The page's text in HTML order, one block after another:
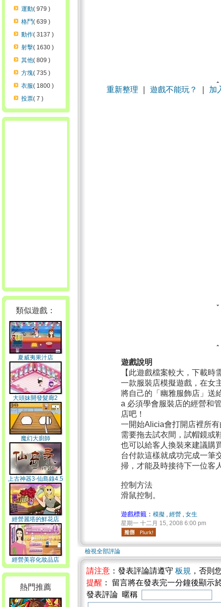
運動( 979 )
格鬥( 639 )
動作( 3137 )
射擊( 1630 )
其他( 809 )
方塊( 735 )
衣服( 1800 )
投票( 7 )
類似遊戲：
夏威夷果汁店
大頭妹開發髮廊2
魔幻大廚師
上古神器3-仙島錄4.5
經營麗塔的鮮花店
經營美容化妝品店
熱門推薦
重新整理 遊戲不能玩？ 加
遊戲說明
【此遊戲檔案較大，下載
一款服裝店模擬遊戲，在女
將自己的「幽雅服飾店」送
a 必須學會服裝店的經營和
店吧！
一開始Alicia會打開店裡所
需要拖去試衣間，試帽鏡或
也可以給客人換裝來建議購
台付款這樣就成功完成一筆
掃，才能及時接待下一位客
控制方法
滑鼠控制。
遊戲標籤：模擬 ,經營 ,女生
星期一 十二月 15, 2008 6:00 pm
檢視全部評論
請注意 ：發表評論請遵守 板規 ，否則
提醒 ： 留言將在發表完一分鐘後顯示
發表評論 暱稱